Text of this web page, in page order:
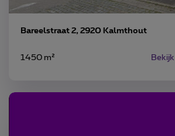
Bareelstraat 2, 2920 Kalmthout
1450 m²